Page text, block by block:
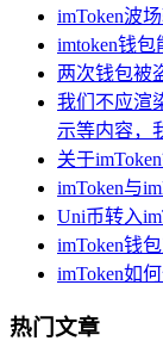
imToken波
imtoken钱
两次钱包被
我们不应渲
示等内容，
关于
imToken与
Uni币转入
imToken钱
imToken如
热门文章